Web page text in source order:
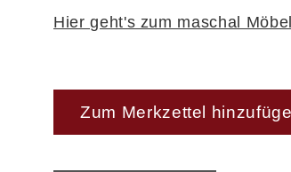
Hier geht's zum maschal
Zum Merkzettel